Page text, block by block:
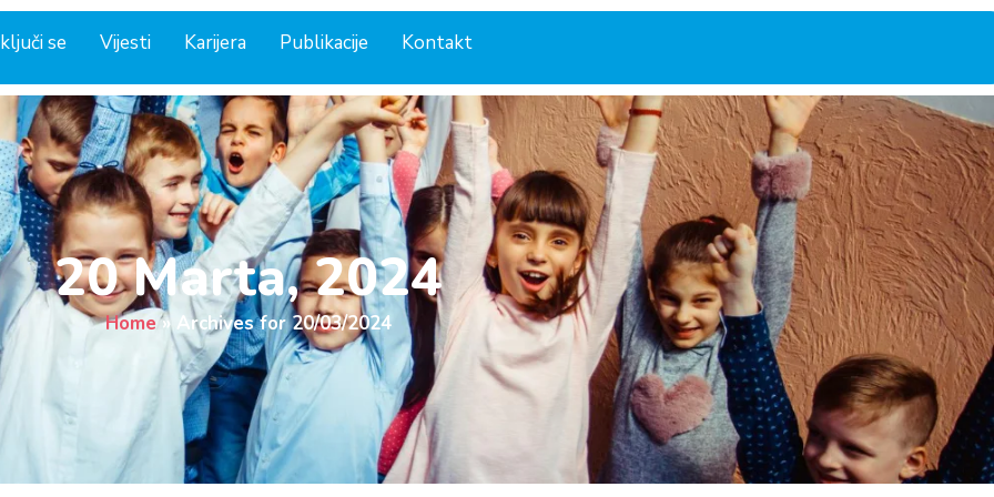
se Vijesti Karijera Publikacije Kontakt
20 Marta, 2024
Home» Archives for 20/03/2024